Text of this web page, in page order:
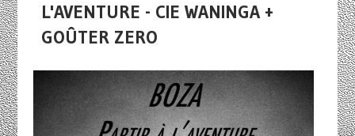
L'AVENTURE - CIE WANINGA +
GOÛTER ZERO